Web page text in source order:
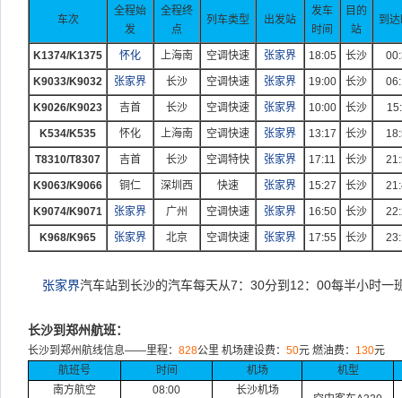
车次
全程始
发
全程终
点
列车类型 出发站
发车
时间
目的
站
到
K1374/K1375 怀化 上海南 空调快速 张家界 18:05 长沙
K9033/K9032 张家界 长沙 空调快速 张家界 19:00 长沙
K9026/K9023 吉首 长沙 空调快速 张家界 10:00 长沙
K534/K535 怀化 上海南 空调快速 张家界 13:17 长沙
T8310/T8307 吉首 长沙 空调特快 张家界 17:11 长沙
K9063/K9066 铜仁 深圳西 快速 张家界 15:27 长沙
K9074/K9071 张家界 广州 空调快速 张家界 16:50 长沙
K968/K965 张家界 北京 空调快速 张家界 17:55 长沙
张家界汽车站到长沙的汽车每天从7：30分到12：00每半小时一
长沙到郑州航班：
长沙到郑州航线信息——里程： 828公里 机场建设费： 50元 燃油费： 130元
航班号
时间 机场
机型
南方航空
08:00 长沙机场